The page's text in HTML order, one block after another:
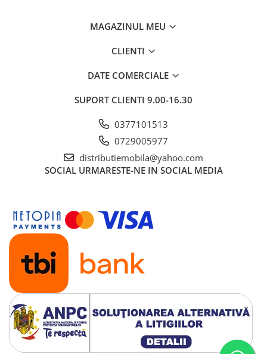
MAGAZINUL MEU
CLIENTI
DATE COMERCIALE
SUPORT CLIENTI 9.00-16.30
0377101513
0729005977
distributiemobila@yahoo.com
SOCIAL URMARESTE-NE IN SOCIAL MEDIA